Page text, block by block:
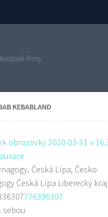
firmy
KEBABLAND
Česká Lípa, Česko
Česká Lípa Liberecký kraj
776336307
sebou